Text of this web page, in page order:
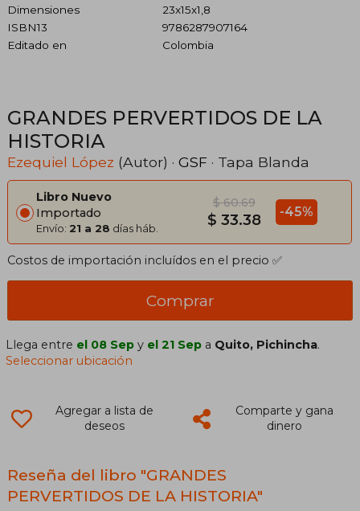
Dimensiones
23x15x1,8
ISBN13
9786287907164
Editado en
Colombia
GRANDES PERVERTIDOS DE LA
HISTORIA
Ezequiel López (Autor) · GSF · Tapa Blanda
Libro Nuevo
Importado
Envío: 21 a 28 días háb.
$ 60.69
$ 33.38 -45%
Costos de importación incluídos en el precio ✅
Comprar
Llega entre el 08 Sep y el 21 Sep a Quito, Pichincha.
Seleccionar ubicación
Agregar a lista de
deseos
Comparte y gana
dinero
Reseña del libro "GRANDES
PERVERTIDOS DE LA HISTORIA"